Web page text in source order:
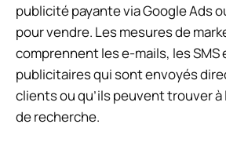
publicité payante via Google Ads
pour vendre. Les mesures de
comprennent les e-mails, les SMS
publicitaires qui sont envoyés
clients ou qu’ils peuvent trouver à
de recherche.